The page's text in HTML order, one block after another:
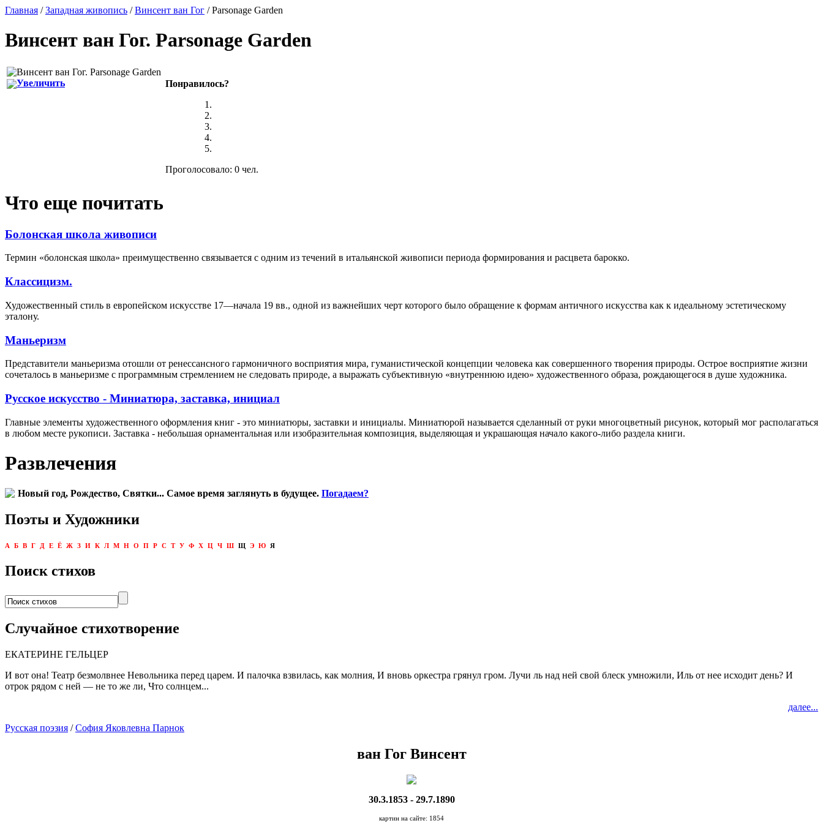
Главная /Западная живопись /Винсент ван Гог / Parsonage Garden
Винсент ван Гог. Parsonage Garden
Увеличить Понравилось?
Проголосовало: 0 чел.
Что еще почитать
Болонская школа живописи
Термин «болонская школа» преимущественно связывается с одним из течений в итальянской живописи периода формирования и расцвета барокко.
Классицизм.
Художественный стиль в европейском искусстве 17—начала 19 вв., одной из важнейших черт которого было обращение к формам античного искусства как к идеальному эстетическому
эталону.
Маньеризм
Представители маньеризма отошли от ренессансного гармоничного восприятия мира, гуманистической концепции человека как совершенного творения природы. Острое восприятие жизни
сочеталось в маньеризме с программным стремлением не следовать природе, а выражать субъективную «внутреннюю идею» художественного образа, рождающегося в душе художника.
Русское искусство - Миниатюра, заставка, инициал
Главные элементы художественного оформления книг - это миниатюры, заставки и инициалы. Миниатюрой называется сделанный от руки многоцветный рисунок, который мог располагаться
в любом месте рукописи. Заставка - небольшая орнаментальная или изобразительная композиция, выделяющая и украшающая начало какого-либо раздела книги.
Развлечения
Новый год, Рождество, Святки... Самое время заглянуть в будущее. Погадаем?
Поэты и Художники
А Б В Г Д Е Ё Ж З И К Л М Н О П Р С Т У Ф Х Ц Ч Ш Щ Э Ю Я
Поиск стихов
Случайное стихотворение
ЕКАТЕРИНЕ ГЕЛЬЦЕР
И вот она! Театр безмолвнее Невольника перед царем. И палочка взвилась, как молния, И вновь оркестра грянул гром. Лучи ль над ней свой блеск умножили, Иль от нее исходит день? И
отрок рядом с ней — не то же ли, Что солнцем...
далее...
Русская поэзия /София Яковлевна Парнок
ван Гог Винсент
30.3.1853 - 29.7.1890
картин на сайте: 1854